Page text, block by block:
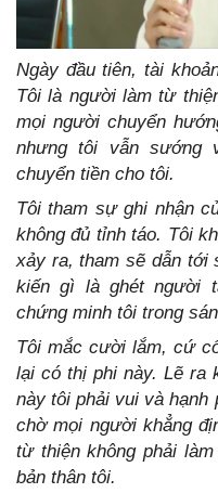
Ngày đầu tiên, tài
Tôi là người làm từ
mọi người chuyển
nhưng tôi vẫn sướng
chuyển tiền cho tôi.
Tôi tham sự ghi nhận
không đủ tỉnh táo. Tôi
xảy ra, tham sẽ dẫn tới
kiến gì là ghét người
chứng minh tôi trong
Tôi mắc cười lắm, cứ
lại có thị phi này. Lẽ ra
này tôi phải vui và hạnh
chờ mọi người khẳng
từ thiện không phải
bản thân tôi.